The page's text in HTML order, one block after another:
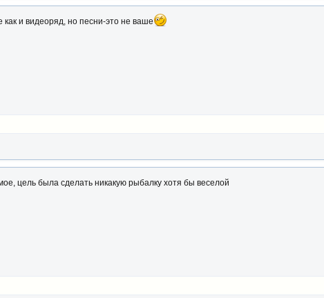
как и видеоряд, но песни-это не ваше
цель была сделать никакую рыбалку хотя бы веселой